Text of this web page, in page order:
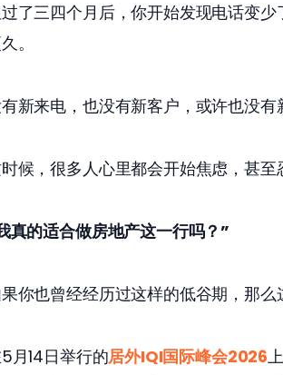
了三四个月后，你开始发现电话变
。
新来电，也没有新客户，或许也没有
候，很多人心里都会开始焦虑，甚至
真的适合做房地产这一行吗？”
你也曾经经历过这样的低谷期，那
月14日举行的居外IQI国际峰会2026